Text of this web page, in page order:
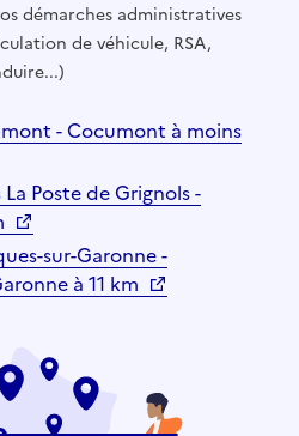
démarches administratives
de véhicule, RSA,
- Cocumont à moins
Poste de Grignols -
sur-Garonne -
à 11 km